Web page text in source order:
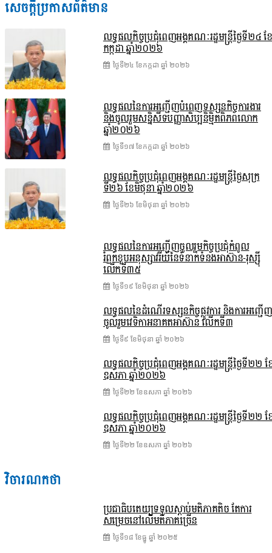
សេចក្តីប្រកាសព័ត៌មាន
លទ្ធផលកិច្ចប្រជុំពេញអង្គគណៈរដ្ឋមន្រ្តីថ្ងៃទី២៤ ខ
កក្កដា ឆ្នាំ២០២៦
ថ្ងៃទី២៤ ខែ​កក្កដា ឆ្នាំ ២០២៦
លទ្ធផលនៃការអញ្ជើញបំពេញទស្សនកិច្ចការងារ
និងចូលរួមសន្និសីទបញ្ញាសិប្បនិម្មិតពិភពលោក
ឆ្នាំ២០២៦
ថ្ងៃទី១៧ ខែ​កក្កដា ឆ្នាំ ២០២៦
លទ្ធផលកិច្ចប្រជុំពេញអង្គគណៈរដ្ឋមន្រ្តីថ្ងៃសុក្រ
ទី២៦ ខែមិថុនា ឆ្នាំ២០២៦
ថ្ងៃទី២៦ ខែ​មិថុនា ឆ្នាំ ២០២៦
លទ្ធផលនៃការអញ្ជើញចូលរួមកិច្ចប្រជុំកំពូល
រំឭកខួបអនុស្សាវរីយ៍នៃទំនាក់ទំនងអាស៊ាន-រុស្ស៊ី
លើកទី៣៥
ថ្ងៃទី១៩ ខែ​មិថុនា ឆ្នាំ ២០២៦
លទ្ធផលនៃដំណើរទស្សនកិច្ចផ្លូវការ និងការអញ្ជើញ
ចូលរួមវេទិកាអនាគតអាស៊ាន លើកទី៣
ថ្ងៃទី៩ ខែ​មិថុនា ឆ្នាំ ២០២៦
លទ្ធផលកិច្ចប្រជុំពេញអង្គគណៈរដ្ឋមន្ត្រីថ្ងៃទី២២ ខ
ឧសភា ឆ្នាំ២០២៦
ថ្ងៃទី២២ ខែ​ឧសភា ឆ្នាំ ២០២៦
លទ្ធផលកិច្ចប្រជុំពេញអង្គគណៈរដ្ឋមន្រ្តីថ្ងៃទី២២ ខ
ឧសភា ឆ្នាំ២០២៦
ថ្ងៃទី២២ ខែ​ឧសភា ឆ្នាំ ២០២៦
វិចារណកថា
ប្រជាធិបតេយ្យទទួលស្តាប់មតិភាគតិច តែការ
សម្រេចនៅលើមតិភាគច្រើន
ថ្ងៃទី១៨ ខែ​ធ្នូ ឆ្នាំ ២០២៥